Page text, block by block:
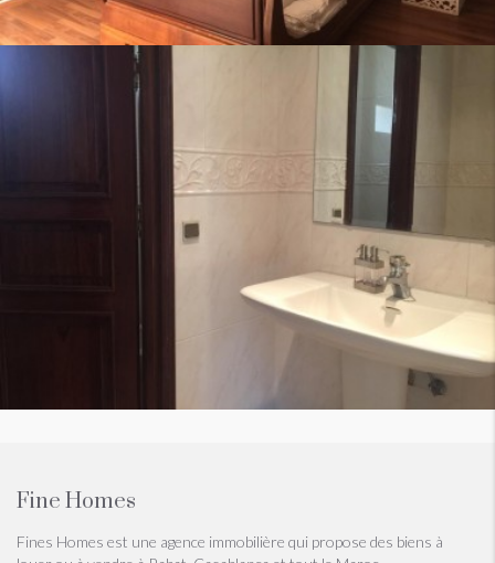
Fine Homes
Fines Homes est une agence immobilière qui propose des biens à